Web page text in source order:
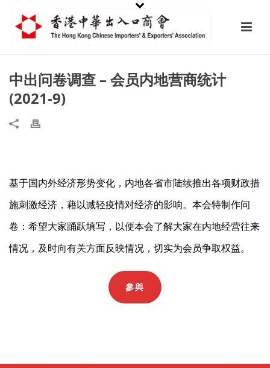
中出问卷调查 – 会员内地营商统计
(2021-9)
基于国内外经济形势变化，内地各省市陆续推出各项财政措
施刺激经济，藉以减轻疫情对经济的影响。本会特制作问
卷：希望大家踊跃填写，以便本会了解大家在内地经营往来
情况，及时向有关方面反映情况，切实为会员争取权益。
參與